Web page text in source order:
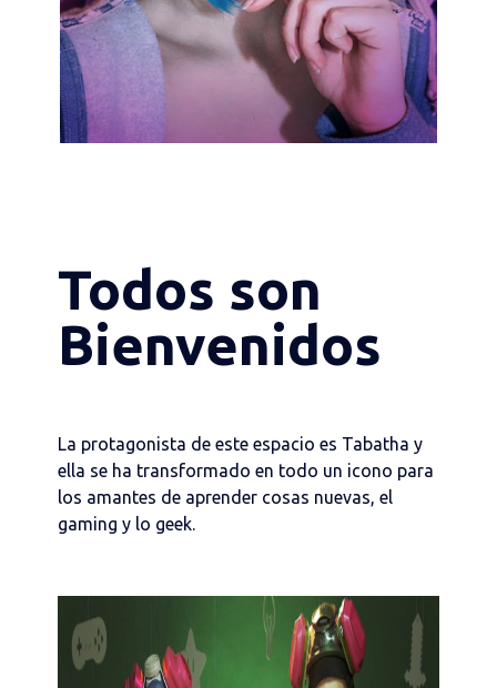
Todos son
Bienvenidos
La protagonista de este espacio es Tabatha y
ella se ha transformado en todo un icono para
los amantes de aprender cosas nuevas, el
gaming y lo geek.